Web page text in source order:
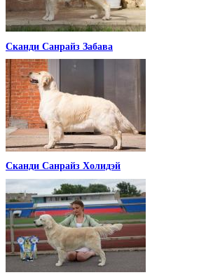
Сканди Санрайз Забава
Сканди Санрайз Холидэй